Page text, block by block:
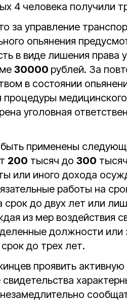
4 человека получили
за управление
опьянения
в виде лишения права
30000 рублей. За
в состоянии
процедуры медицинского
уголовная
применены
200 тысяч до 300
или иного дохода
работы на
срок до двух лет или
из мер воздействия
должности или
до трех лет.
проявить активную